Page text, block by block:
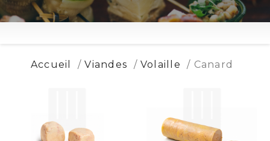
Accueil Viandes Volaille Canard